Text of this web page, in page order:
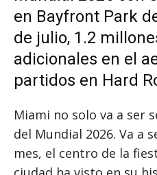
en Bayfront Park
de julio, 1.2
adicionales en el
partidos en Hard
Miami no solo va a ser
del Mundial 2026. Va a
mes, el centro de la